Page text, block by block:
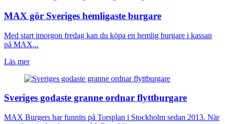
MAX gör Sveriges hemligaste burgare
Med start imorgon fredag kan du köpa en hemlig burgare i kassan
på MAX...
Läs mer
Sveriges godaste granne ordnar flyttburgare
MAX Burgers har funnits på Torsplan i Stockholm sedan 2013. När